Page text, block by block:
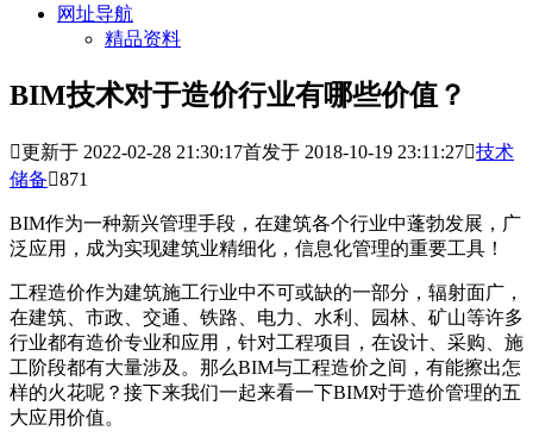
网址导航
精品资料
BIM技术对于造价行业有哪些价值？
更新于 2022-02-28 21:30:17首发于 2018-10-19 23:11:27技术
储备871
BIM作为一种新兴管理手段，在建筑各个行业中蓬勃发展，广
泛应用，成为实现建筑业精细化，信息化管理的重要工具！
工程造价作为建筑施工行业中不可或缺的一部分，辐射面广，
在建筑、市政、交通、铁路、电力、水利、园林、矿山等许多
行业都有造价专业和应用，针对工程项目，在设计、采购、施
工阶段都有大量涉及。那么BIM与工程造价之间，有能擦出怎
样的火花呢？接下来我们一起来看一下BIM对于造价管理的五
大应用价值。